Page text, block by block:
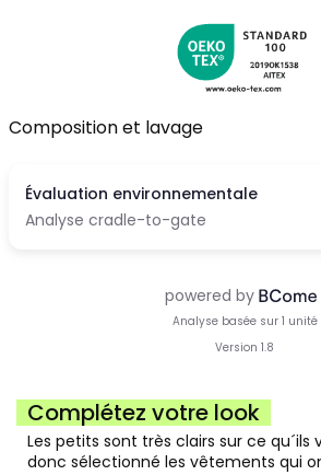
plus élégantes, ce polo est un choix
Composition et lavage
Complétez votre look
Les petits sont très clairs sur ce qu´ils
donc sélectionné les vêtements qui